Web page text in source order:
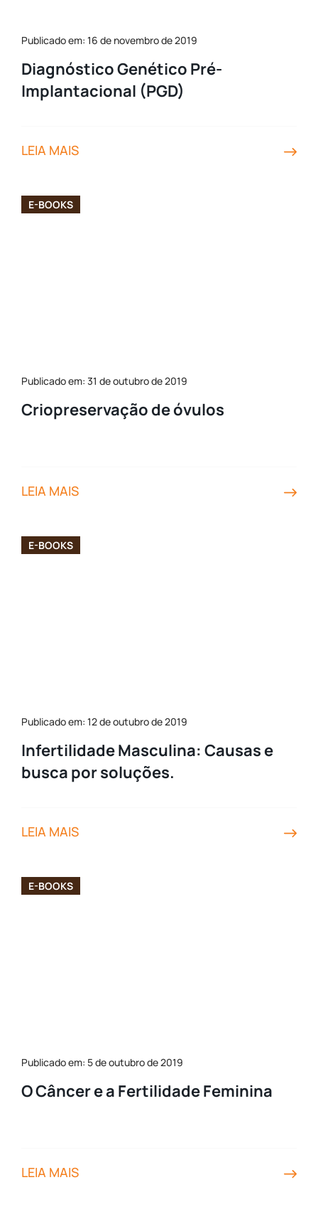
Publicado em: 16 de novembro de 2019
Diagnóstico Genético Pré-
Implantacional (PGD)
LEIA MAIS
E-BOOKS
Publicado em: 31 de outubro de 2019
Criopreservação de óvulos
LEIA MAIS
E-BOOKS
Publicado em: 12 de outubro de 2019
Infertilidade Masculina: Causas e
busca por soluções.
LEIA MAIS
E-BOOKS
Publicado em: 5 de outubro de 2019
O Câncer e a Fertilidade Feminina
LEIA MAIS